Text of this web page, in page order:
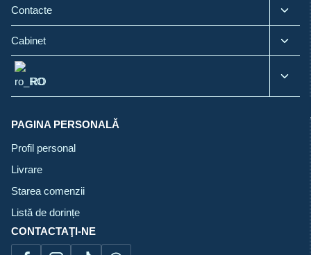
Contacte
child
menu
Cabinet
child
RO
menu
PAGINA PERSONALĂ
Profil personal
Livrare
Starea comenzii
Listă de dorințe
CONTACTAŢI-NE